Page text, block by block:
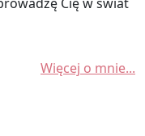
Więcej o mnie...